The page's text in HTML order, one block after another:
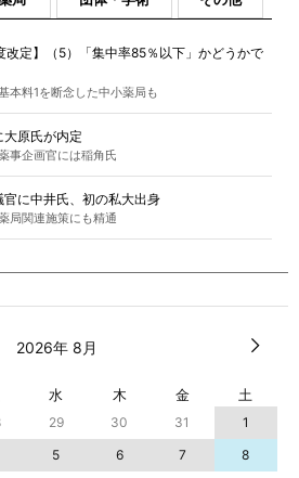
改定】（5）「集中率85％以下」かどうかで
本料1を断念した中小薬局も
原氏が内定
事企画官には稲角氏
官に中井氏、初の私大出身
局関連施策にも精通
2026年 8月
水 木 金 土
29 30 31
1
5 6 7
8